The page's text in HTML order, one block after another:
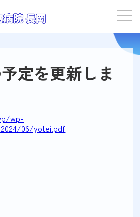
定を更新しま
wp-
06/yotei.pdf